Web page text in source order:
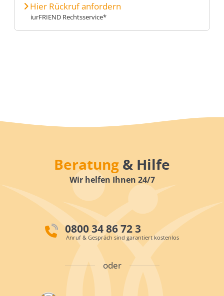
Hier Rückruf anfordern
iurFRIEND Rechtsservice*
Beratung & Hilfe
Wir helfen Ihnen 24/7
0800 34 86 72 3
Anruf & Gespräch sind garantiert kostenlos
oder